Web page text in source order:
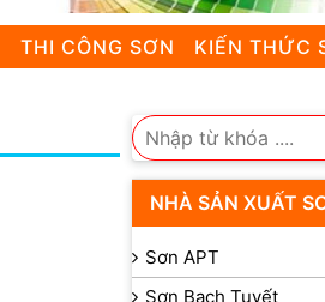
THI CÔNG SƠN KIẾN THỨC
NHÀ SẢN XUẤT
Sơn APT
Sơn Bạch Tuyết